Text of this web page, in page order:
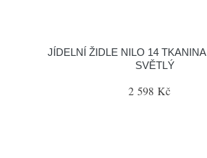
JÍDELNÍ ŽIDLE NILO 14
SVĚTLÝ
2 598 Kč